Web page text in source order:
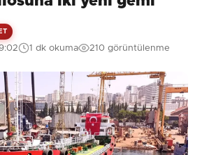
1 dk okuma 210 görüntülenme